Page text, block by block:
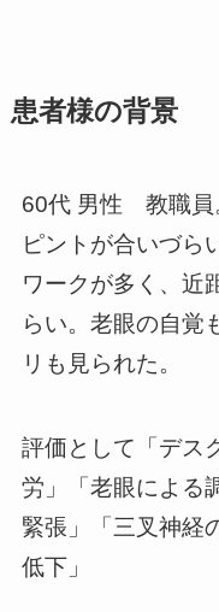
患者様の背景
60代 男性 教職員
ピントが合いづら
ワークが多く、近
らい。老眼の自覚
リも見られた。
評価として「デス
労」「老眼による
緊張」「三叉神経
低下」